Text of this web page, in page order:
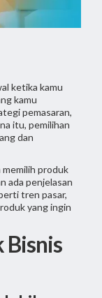
ketika kamu
kamu
pemasaran,
itu, pemilihan
dan
memilih produk
ada penjelasan
tren pasar,
yang ingin
Bisnis